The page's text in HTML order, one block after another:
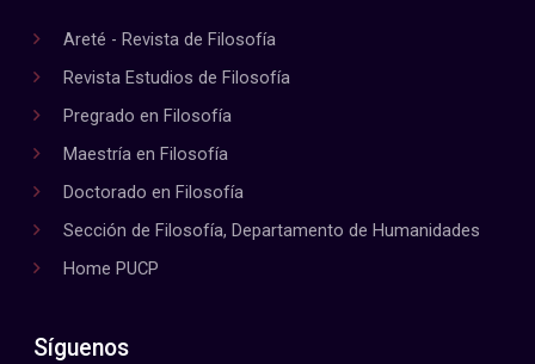
Areté - Revista de Filosofía
Revista Estudios de Filosofía
Pregrado en Filosofía
Maestría en Filosofía
Doctorado en Filosofía
Sección de Filosofía, Departamento de Humanidades
Home PUCP
Síguenos